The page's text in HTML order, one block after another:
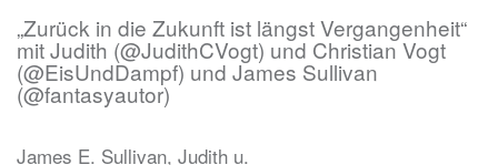
„Zurück in die Zukunft ist längst Vergangenheit“
mit Judith (@JudithCVogt) und Christian Vogt
(@EisUndDampf) und James Sullivan
(@fantasyautor)
James E. Sullivan, Judith u.